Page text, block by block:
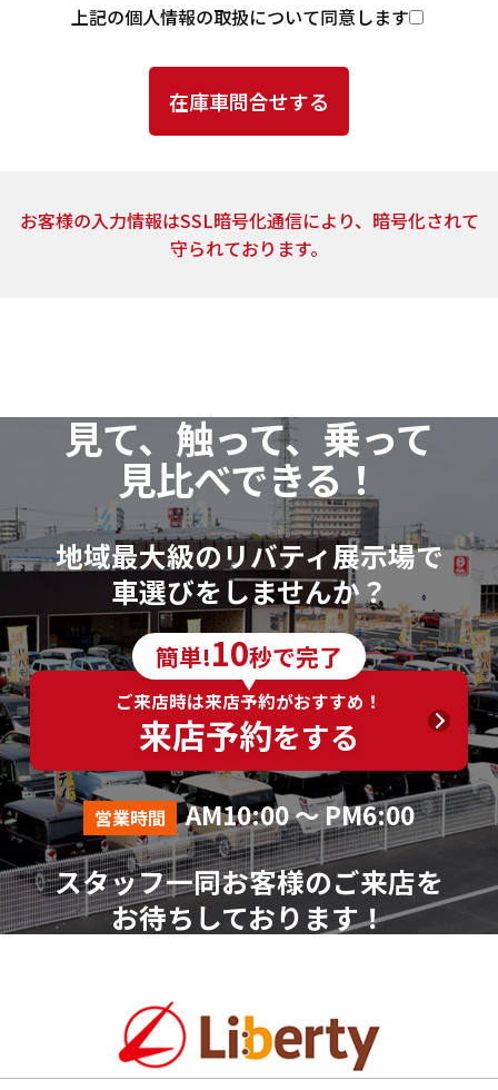
3．第三者への提供
とはありません。
上記2.の利用目的の達成に必要な範囲内において、ご
提供頂いた個人情報の取扱いを委託する場合がありま
す。当社は、個人情報の取扱いを委託する場合、業務委
当社は、当該資料請求により取得した開示対象個人
情報の利用目的の通知・開示・訂正または削除・利用
の停止（以下「開示等」といいます。）に応じます。
開示等に関するお問い合わせ：各店舗営業窓口もし
くは、以下個人情報相談窓口
6．個人情報の取得に応じることの任意性
ご入力は任意ですが、ご入力いただけない項目やご
入力いただいた個人情報に漏れや誤りがあった場合、
資料請求およびお問合せに対する回答が出来ない場合
がございます。
7．その他
本人が容易に認識できない方法による個人情報の取
得は行っておりません。
個人情報に関する相談窓口
（平日AM10:00～PM18:00 ※土、日、祝、年末年始を
上記の個人情報の取扱について同意します
お客様の入力情報はSSL暗号化通信により、暗号化されて
守られております。
見て、触って、乗って
見比べできる！
地域最大級のリバティ展示場で
車選びをしませんか？
簡単!10秒で完了
ご来店時は来店予約がおすすめ！
来店予約をする
営業時間 AM10:00 ～ PM6:00
スタッフ一同お客様のご来店を
お待ちしております！